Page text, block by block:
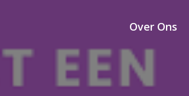
Over Ons